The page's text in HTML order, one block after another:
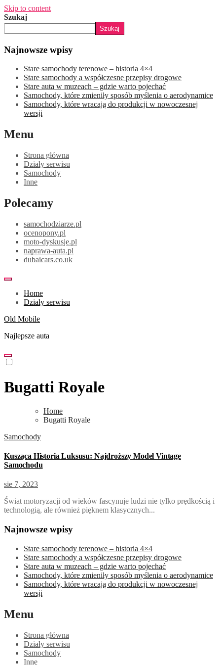
Skip to content
Szukaj
Szukaj
Najnowsze wpisy
Stare samochody terenowe – historia 4×4
Stare samochody a współczesne przepisy drogowe
Stare auta w muzeach – gdzie warto pojechać
Samochody, które zmieniły sposób myślenia o aerodynamice
Samochody, które wracają do produkcji w nowoczesnej
wersji
Menu
Strona główna
Działy serwisu
Samochody
Inne
Polecamy
samochodziarze.pl
ocenopony.pl
moto-dyskusje.pl
naprawa-auta.pl
dubaicars.co.uk
Home
Działy serwisu
Old Mobile
Najlepsze auta
Bugatti Royale
Home
Bugatti Royale
Samochody
Kusząca Historia Luksusu: Najdroższy Model Vintage
Samochodu
sie 7, 2023
Świat motoryzacji od wieków fascynuje ludzi nie tylko prędkością i
technologią, ale również pięknem klasycznych...
Najnowsze wpisy
Stare samochody terenowe – historia 4×4
Stare samochody a współczesne przepisy drogowe
Stare auta w muzeach – gdzie warto pojechać
Samochody, które zmieniły sposób myślenia o aerodynamice
Samochody, które wracają do produkcji w nowoczesnej
wersji
Menu
Strona główna
Działy serwisu
Samochody
Inne